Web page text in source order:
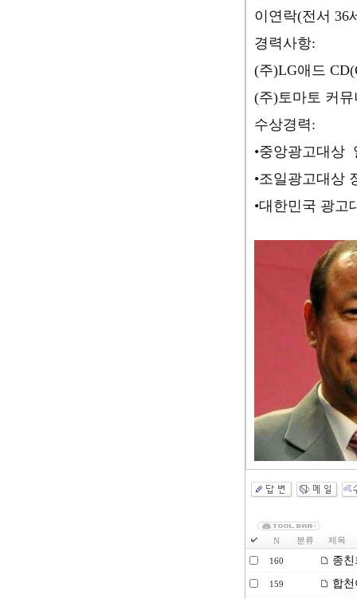
이연락(전서 36
경력사항:
(주)LG애
(주)토마토 커
수상경력:
•중앙광
•조일광
•대한민국 광고
N 분류 제목
160 종
159 합